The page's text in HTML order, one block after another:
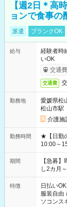
【週2日＊高
ョンで食事の
派遣 ブランクOK
給与
経験者
いOK
交通
交通費
勤務地
愛媛県松
松山市駅
介護
勤務時間
★【日勤のみ】1
10:00～
期間
【急募
し2カ月
特徴 日払いOK
服装自由 /
ソコンス